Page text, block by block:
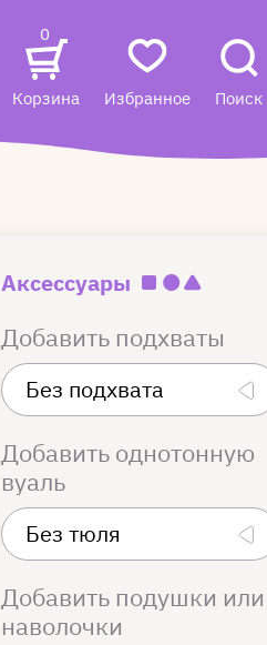
0
Корзина Избранное Поиск
Аксессуары
Добавить подхваты
Добавить однотонную
вуаль
Добавить подушки или
наволочки